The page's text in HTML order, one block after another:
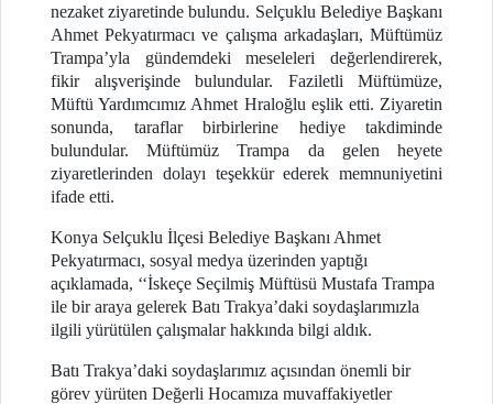
nezaket ziyaretinde bulundu. Selçuklu Belediye Başkanı
Ahmet Pekyatırmacı ve çalışma arkadaşları, Müftümüz
Trampa’yla gündemdeki meseleleri değerlendirerek,
fikir alışverişinde bulundular. Faziletli Müftümüze,
Müftü Yardımcımız Ahmet Hraloğlu eşlik etti. Ziyaretin
sonunda, taraflar birbirlerine hediye takdiminde
bulundular. Müftümüz Trampa da gelen heyete
ziyaretlerinden dolayı teşekkür ederek memnuniyetini
ifade etti.
Konya Selçuklu İlçesi Belediye Başkanı Ahmet
Pekyatırmacı, sosyal medya üzerinden yaptığı
açıklamada, ‘‘İskeçe Seçilmiş Müftüsü Mustafa Trampa
ile bir araya gelerek Batı Trakya’daki soydaşlarımızla
ilgili yürütülen çalışmalar hakkında bilgi aldık.
Batı Trakya’daki soydaşlarımız açısından önemli bir
görev yürüten Değerli Hocamıza muvaffakiyetler